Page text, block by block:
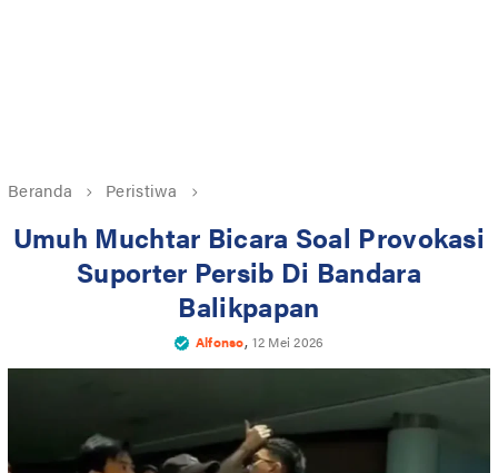
Beranda Peristiwa
Umuh Muchtar Bicara Soal Provokasi
Suporter Persib Di Bandara
Balikpapan
Alfonso,12 Mei 2026